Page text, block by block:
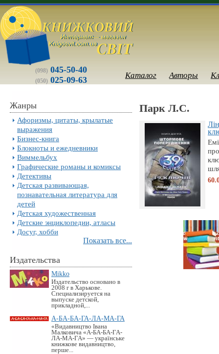
(098) 045-50-40
(050) 025-09-63 Каталог Авторы
Жанры
Афоризмы, цитаты, крылатые
выражения
Бизнес-книга
Блокноты и ежедневники
Виммельбух
Графические романы и комиксы
Детективы
Детская развивающая,
познавательная литература для
детей
Детская художественная
Детские энциклопедии, атласы
Досуг, хобби
Показать все...
Издательства
Mikko
Издательство основано в
2008 г в Харькове.
Специализируется на
выпуске детской,
прикладной,...
А-БА-БА-ГА-ЛА-МА-ГА
«Видавництво Івана
Малковича «А-БА-БА-ГА-
ЛА-МА-ГА» — українське
книжкове видавництво,
перше...
Парк Л.С.